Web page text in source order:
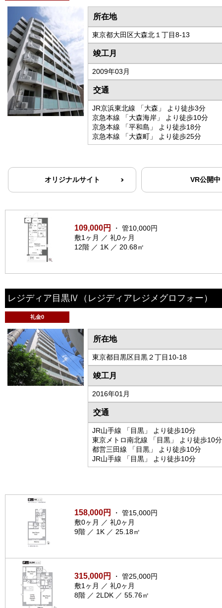
所在地
東京都大田区大森北１丁目8-13
竣工月
2009年03月
交通
JR京浜東北線 「大森」 より徒歩3分
京急本線 「大森海岸」 より徒歩10分
京急本線 「平和島」 より徒歩18分
京急本線 「大森町」 より徒歩25分
オリジナルサイト VR公開中
109,000円
・ 管10,000円
敷1ヶ月 ／ 礼0ヶ月
12階 ／ 1K ／ 20.68㎡
レジディア目黒Ⅳ （レジディアレジメグロフォー）
礼金0
所在地
東京都目黒区目黒２丁目10-18
竣工月
2016年01月
交通
JR山手線 「目黒」 より徒歩10分
東京メトロ南北線 「目黒」 より徒歩10分
都営三田線 「目黒」 より徒歩10分
JR山手線 「目黒」 より徒歩10分
158,000円
・ 管15,000円
敷0ヶ月 ／ 礼0ヶ月
9階 ／ 1K ／ 25.18㎡
315,000円
・ 管25,000円
敷1ヶ月 ／ 礼0ヶ月
8階 ／ 2LDK ／ 55.76㎡